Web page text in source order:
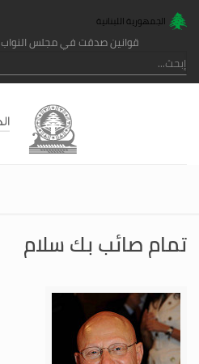
الجمهورية اللبنانية
قوانين صدقت في مجلس النواب
تمام صائب بك سلام